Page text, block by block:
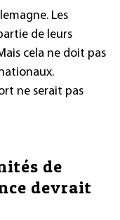
Les
de leurs
cela ne doit pas
ne serait pas
de
devrait